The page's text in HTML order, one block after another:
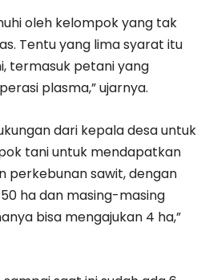
oleh kelompok yang tak
Tentu yang lima syarat itu
termasuk petani yang
plasma,” ujarnya.
dari kepala desa untuk
tani untuk mendapatkan
perkebunan sawit, dengan
ha dan masing-masing
bisa mengajukan 4 ha,”